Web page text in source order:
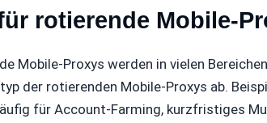
rotierende Mobile-
Mobile-Proxys werden in vielen
der rotierenden Mobile-Proxys ab.
für Account-Farming, kurzfristiges